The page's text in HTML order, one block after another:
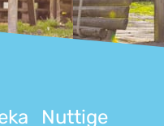
Nuttige